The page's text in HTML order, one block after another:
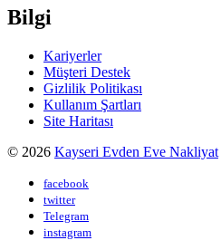
Bilgi
Kariyerler
Müşteri Destek
Gizlilik Politikası
Kullanım Şartları
Site Haritası
© 2026 Kayseri Evden Eve Nakliyat
facebook
twitter
Telegram
instagram